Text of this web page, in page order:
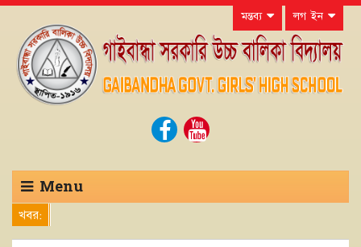
মন্তব্য লগ ইন
Menu
খবর: